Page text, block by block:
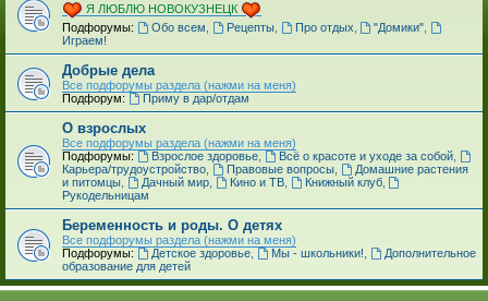
Я ЛЮБЛЮ НОВОКУЗНЕЦК
Подфорумы:
Обо всем Рецепты, Про отдых "Домики"
Играем!
Добрые дела
Все подфорумы раздела (нажми на меня)
Подфорум:
Приму в дар/отдам
О взрослых
Все подфорумы раздела (нажми на меня)
Подфорумы:
Взрослое здоровье, Всё о красоте и уходе за собой,
Карьера/трудоустройство
Правовые вопросы,
Домашние растения
и питомцы
Дачный мир, Кино и ТВ, Книжный клуб,
Рукодельницам
Беременность и роды. О детях
Все подфорумы раздела (нажми на меня)
Подфорумы:
Детское здоровье, Мы - школьники!
Дополнительное
образование для детей